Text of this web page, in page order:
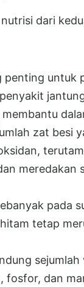
dari
penting untuk
zat besi
meredakan
pada
tetap
fosfor, dan